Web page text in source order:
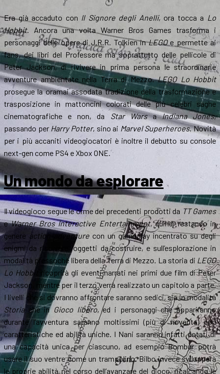
Era già accaduto con Il Signore degli Anelli, ora tocca a Lo
Hobbit. Ancora una volta Warner Bros Games trasforma i
personaggi delle opere di J.R.R. Tolkien inLEGOe permette ai
fans, dei libri del Professore ma soprattutto delle pellicole di
Peter Jackson, di rivivere in prima persona le straordinarie
avventure ambientate nella Terra di Mezzo.LEGO Lo Hobbit
prosegue la oramai assodata tradizione della trasformazione e
trasposizione in mattoncini colorati delle più celebri saghe
cinematografiche e non, da Star WarsaIndiana Jones,
passando per Harry Potter, sino ai Marvel Superheroes. Novità
per i più accaniti videogiocatori è inoltre il debutto su console
next-gen come PS4 e Xbox ONE.
Un mondo da esplorare
Il videogioco segue le orme dei precedenti prodotti da TT Games
eWarner Bros Interactive Entertainment, quindi restando in
genere action-adventure con un gameplay incentrato su degli
enigmi da risolvere, oggetti da costruire, e sull’esplorazione in
modalità pressoché libera della Terra di Mezzo. La storia di LEGO
Lo Hobbit
ricoprirà gli eventi narrati nei primi due film di Peter
Jackson, mentre per il terzo verrà realizzato un capitolo a parte.
I livelli che si dovranno affrontare saranno sedici, sia in modalità
Storiache in Gioco libero, ed i personaggi che appariranno
durante l’avventura saranno moltissimi (più di novanta) con
caratteristiche ed abilità uniche. I Nani saranno infatti dotati di
una capacità unica per ciascuno, ad esempio Bombur potrà
usare il suo ventre come un trampolino. Bilbo invece svilupperà
le proprie abilità nel corso dell’avanzare del gioco, ricalcando le